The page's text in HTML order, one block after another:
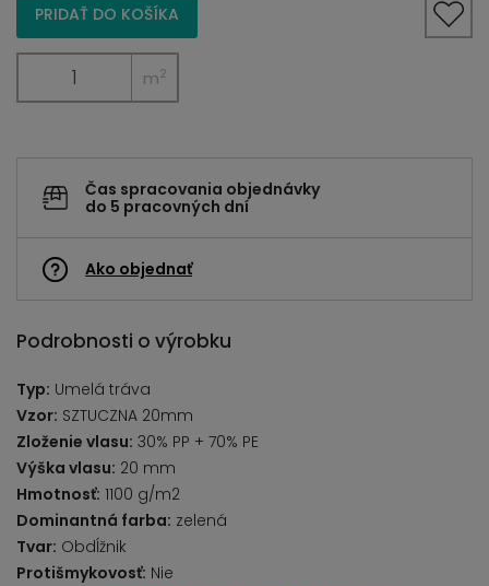
PRIDAŤ DO KOŠÍKA
m2
Čas spracovania objednávky
do 5 pracovných dní
Ako objednať
Podrobnosti o výrobku
Typ: Umelá tráva
Vzor: SZTUCZNA 20mm
Zloženie vlasu: 30% PP + 70% PE
Výška vlasu: 20 mm
Hmotnosť: 1100 g/m2
Dominantná farba: zelená
Tvar: Obdĺžnik
Protišmykovosť: Nie